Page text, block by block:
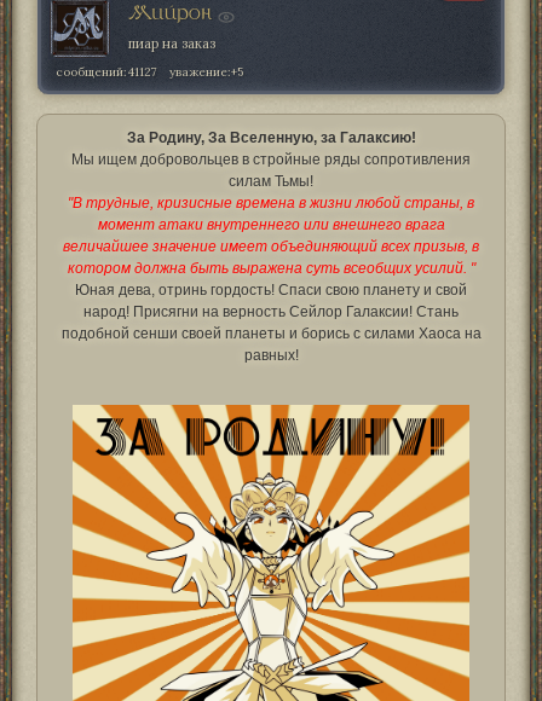
Мийрон
пиар на заказ
сообщений:41127 уважение:+5
За Родину, За Вселенную, за Галаксию!
Мы ищем добровольцев в стройные ряды сопротивления
силам Тьмы!
"В трудные, кризисные времена в жизни любой страны, в
момент атаки внутреннего или внешнего врага
величайшее значение имеет объединяющий всех призыв, в
котором должна быть выражена суть всеобщих усилий. "
Юная дева, отринь гордость! Спаси свою планету и свой
народ! Присягни на верность Сейлор Галаксии! Стань
подобной сенши своей планеты и борись с силами Хаоса на
равных!